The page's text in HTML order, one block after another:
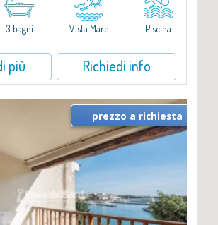
privata. Spazi luminosi e ben distribuiti,
e la tranquillità di Porto Rafael in un...
3 bagni Vista Mare Piscina
più Richiedi info
prezzo a richiesta